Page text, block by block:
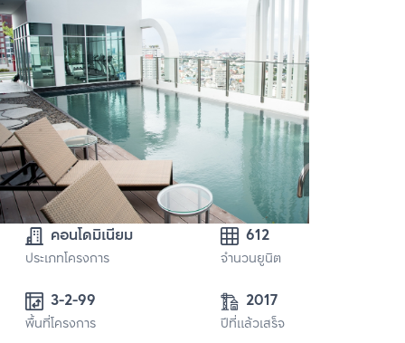
คอนโดมิเนียม
ประเภทโครงการ
612
จำนวนยูนิต
พื้นที่โครงการ
2017
ปีที่แล้วเสร็จ